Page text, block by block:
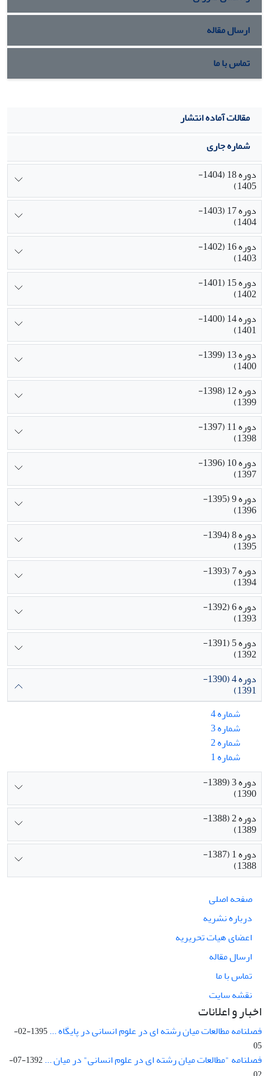
سیاسی غرب است و دوم اینکه افول اندیشة سیاسی غرب به
وضوح خود را در پردازش‌های نظری متفکران موج سوم نشان
می‌دهد. در جمع، پرداختن به سیر نزولی فلسفه سیاسی غرب
باید بتواند بسترها را برای پیگیری روندهای بومی فلسفه اسلامی
باز نماید. از یک نقطه نظر عمده این مهم می‌تواند از دریچة فهم
بحران در ساحت اخلاقی تمدن غرب انجام شود.
ارسال مقاله
تماس با ما
مقالات آماده انتشار
شماره جاری
دوره 18 (1404-
1405)
دوره 17 (1403-
1404)
دوره 16 (1402-
1403)
دوره 15 (1401-
1402)
دوره 14 (1400-
1401)
دوره 13 (1399-
1400)
دوره 12 (1398-
1399)
دوره 11 (1397-
1398)
دوره 10 (1396-
1397)
دوره 9 (1395-
1396)
دوره 8 (1394-
1395)
دوره 7 (1393-
1394)
دوره 6 (1392-
1393)
دوره 5 (1391-
1392)
دوره 4 (1390-
1391)
شماره 4
شماره 3
شماره 2
شماره 1
دوره 3 (1389-
1390)
دوره 2 (1388-
1389)
دوره 1 (1387-
1388)
صفحه اصلی
درباره نشریه
اعضای هیات تحریریه
ارسال مقاله
تماس با ما
نقشه سایت
اخبار و اعلانات
فصلنامه مطالعات میان رشته ای در علوم انسانی در پایگاه ...
1395-02-
05
فصلنامه "مطالعات میان رشته ای در علوم انسانی" در میان ...
1392-07-